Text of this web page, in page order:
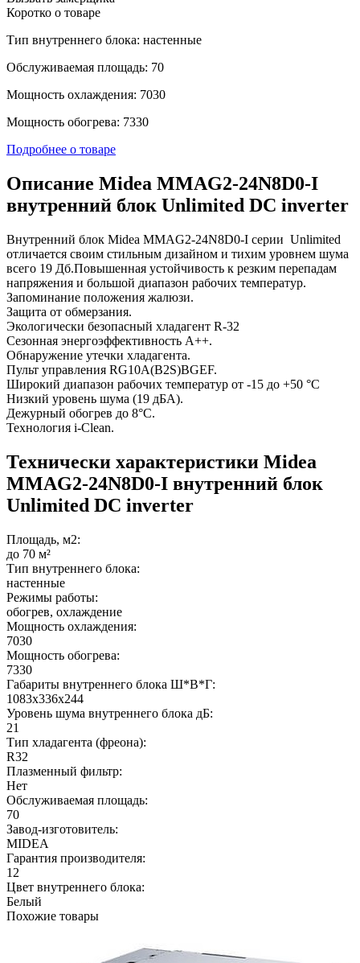
Коротко о товаре
Тип внутреннего блока: настенные
Обслуживаемая площадь: 70
Мощность охлаждения: 7030
Мощность обогрева: 7330
Подробнее о товаре
Описание Midea MMAG2-24N8D0-I
внутренний блок Unlimited DC inverter
Внутренний блок Midea MMAG2-24N8D0-I серии Unlimited
отличается своим стильным дизайном и тихим уровнем шума
всего 19 Дб.Повышенная устойчивость к резким перепадам
напряжения и большой диапазон рабочих температур.
Запоминание положения жалюзи.
Защита от обмерзания.
Экологически безопасный хладагент R-32
Сезонная энергоэффективность A++.
Обнаружение утечки хладагента.
Пульт управления RG10A(B2S)BGEF.
Широкий диапазон рабочих температур от -15 до +50 °С
Низкий уровень шума (19 дБА).
Дежурный обогрев до 8°С.
Технология i-Clean.
Технически характеристики Midea
MMAG2-24N8D0-I внутренний блок
Unlimited DC inverter
Площадь, м2:
до 70 м²
Тип внутреннего блока:
настенные
Режимы работы:
обогрев, охлаждение
Мощность охлаждения:
7030
Мощность обогрева:
7330
Габариты внутреннего блока Ш*В*Г:
1083х336х244
Уровень шума внутреннего блока дБ:
21
Тип хладагента (фреона):
R32
Плазменный фильтр:
Нет
Обслуживаемая площадь:
70
Завод-изготовитель:
MIDEA
Гарантия производителя:
12
Цвет внутреннего блока:
Белый
Похожие товары